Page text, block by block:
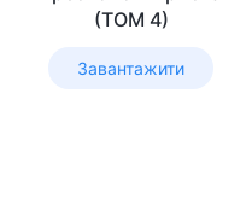
(ТОМ 4)
Завантажити